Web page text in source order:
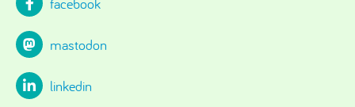
mastodon
linkedin